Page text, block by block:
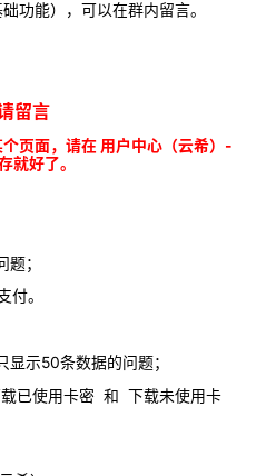
功能），可以在群内留言。
留言
页面，请在 用户中心（云希）-
就好了。
；
付。
显示50条数据的问题；
载已使用卡密 和 下载未使用卡